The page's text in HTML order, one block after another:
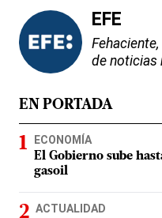
EFE
de noticias
EN PORTADA
ECONOMÍA
El Gobierno sube
gasoil
ACTUALIDAD